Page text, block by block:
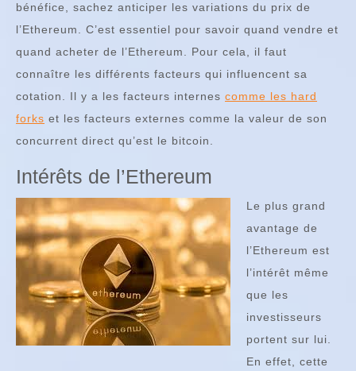
bénéfice, sachez anticiper les variations du prix de
l’Ethereum. C’est essentiel pour savoir quand vendre et
quand acheter de l’Ethereum. Pour cela, il faut
connaître les différents facteurs qui influencent sa
cotation. Il y a les facteurs internes comme les hard
forks et les facteurs externes comme la valeur de son
concurrent direct qu’est le bitcoin.
Intérêts de l’Ethereum
Le plus grand
avantage de
l’Ethereum est
l’intérêt même
que les
investisseurs
portent sur lui.
En effet, cette